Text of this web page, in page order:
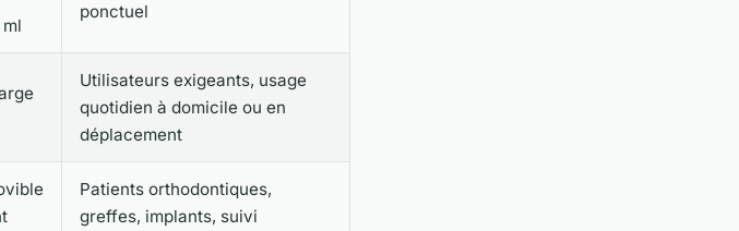
ponctuel
Utilisateurs exigeants, usage
quotidien à domicile ou en
déplacement
Patients orthodontiques,
greffes, implants, suivi